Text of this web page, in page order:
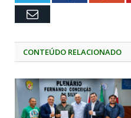
Email
CONTEÚDO RELACIONADO